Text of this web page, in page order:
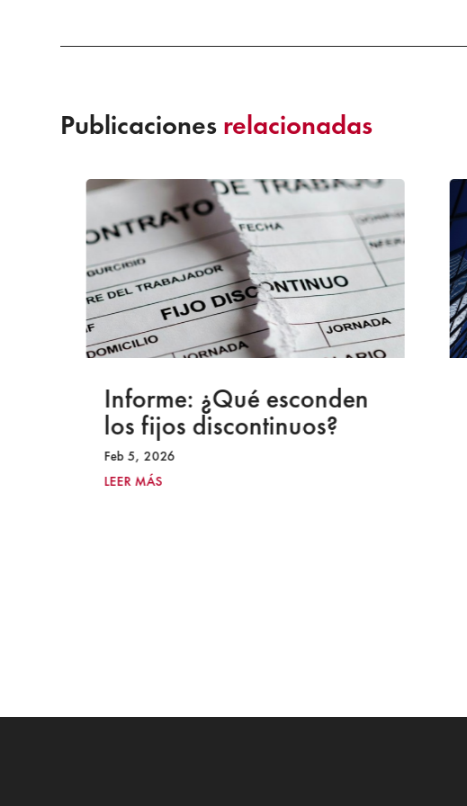
Publicaciones relacionadas
Informe: ¿Qué esconden
los fijos discontinuos?
Feb 5, 2026
LEER MÁS